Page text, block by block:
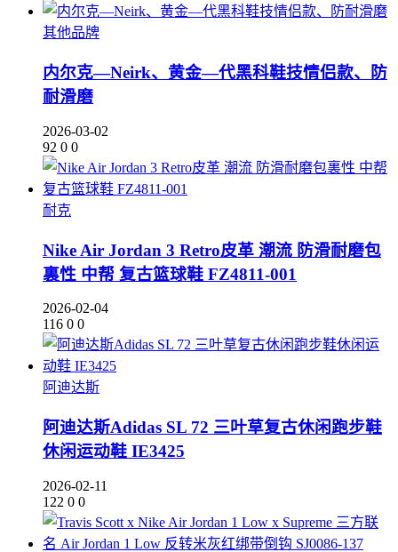
其他品牌
内尔克—Neirk、黄金—代黑科鞋技情侣款、防
耐滑磨
2026-03-02
92 0 0
耐克
Nike Air Jordan 3 Retro皮革 潮流 防滑耐磨包
裏性 中帮 复古篮球鞋 FZ4811-001
2026-02-04
116 0 0
阿迪达斯
阿迪达斯Adidas SL 72 三叶草复古休闲跑步鞋
休闲运动鞋 IE3425
2026-02-11
122 0 0